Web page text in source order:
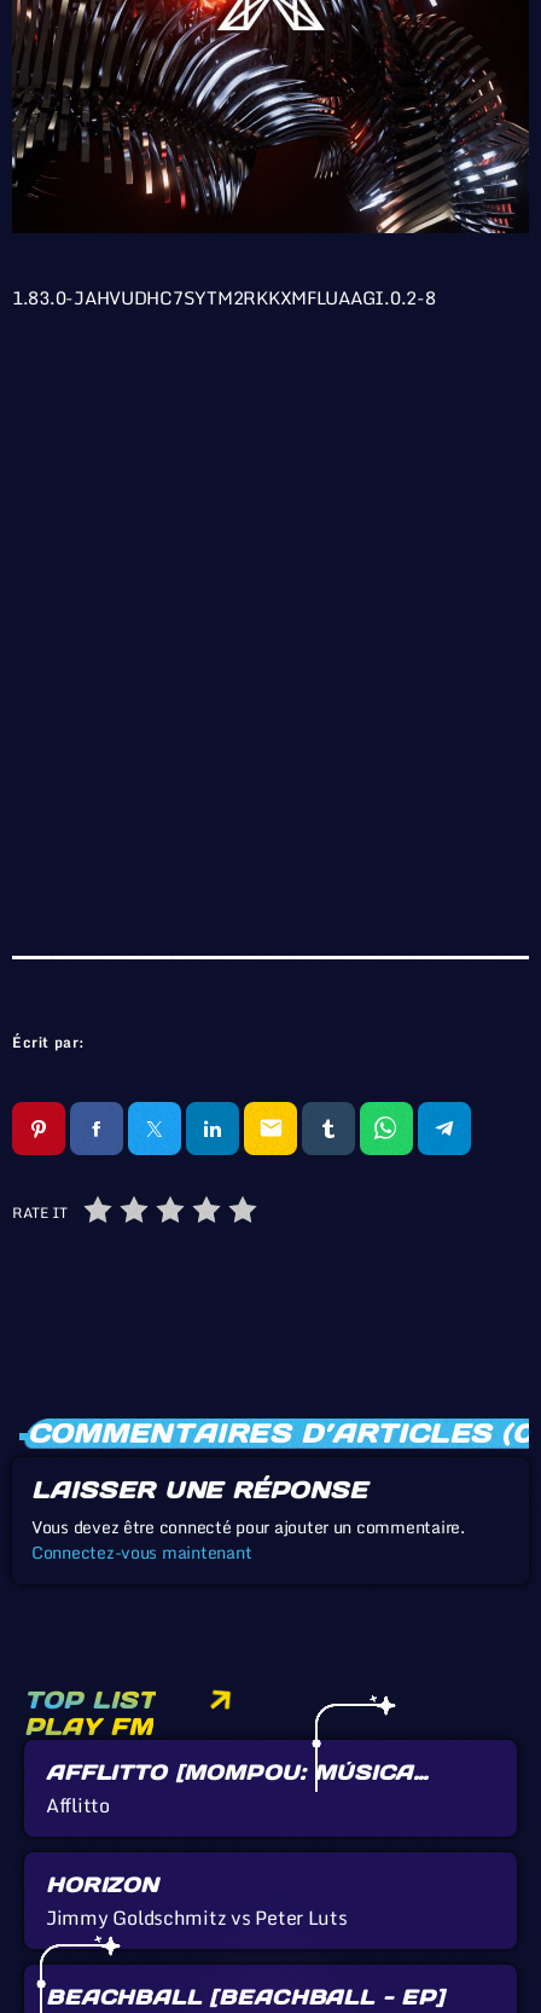
1.83.0-JAHVUDHC7SYTM2RKKXMFLUAAGI.0.2-8
Écrit par:
email
RATE IT
COMMENTAIRES D’ARTICLES
LAISSER UNE RÉPONSE
Vous devez être connecté pour ajouter un commentaire.
Connectez-vous maintenant
TOP LIST
PLAY FM
AFFLITTO [MOMPOU: MÚSICA
CALLADA]
Afflitto
HORIZON
Jimmy Goldschmitz vs Peter Luts
BEACHBALL [BEACHBALL - EP]